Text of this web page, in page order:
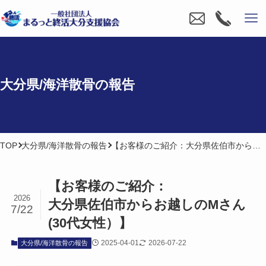
大分県/海洋散骨の​報告
TOP 大分県/海洋散骨の報告
【お客様の​ご紹介：
大分県佐伯市から​お越しの​Mさん​
(30​代女性）​】
2026
7/22
大分県/海洋散骨の報告 2025-04-01 2026-07-22